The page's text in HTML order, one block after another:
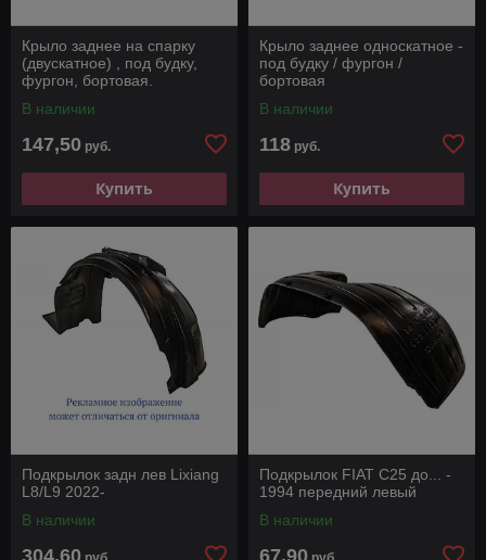
Крыло заднее на спарку
(двускатное) , под будку,
фургон, бортовая.
В наличии
147,50 руб.
Купить
Крыло заднее односкатное -
под будку / фургон /
бортовая
В наличии
118 руб.
Купить
Подкрылок задн лев Lixiang
L8/L9 2022-
В наличии
304,60
Подкрылок FIAT C25 до... -
1994 передний левый
В наличии
67,90